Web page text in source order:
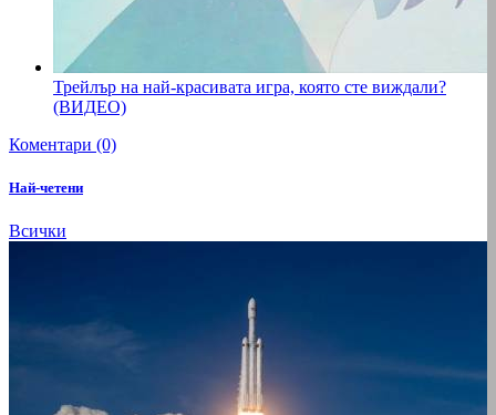
Трейлър на най-красивата игра, която сте виждали?
(ВИДЕО)
Коментари (0)
Най-четени
Всички